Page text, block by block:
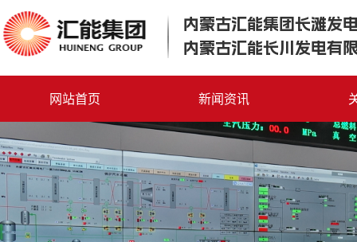
内蒙古汇能集团长滩发
内蒙古汇能长川发电有
网站首页 新闻资讯